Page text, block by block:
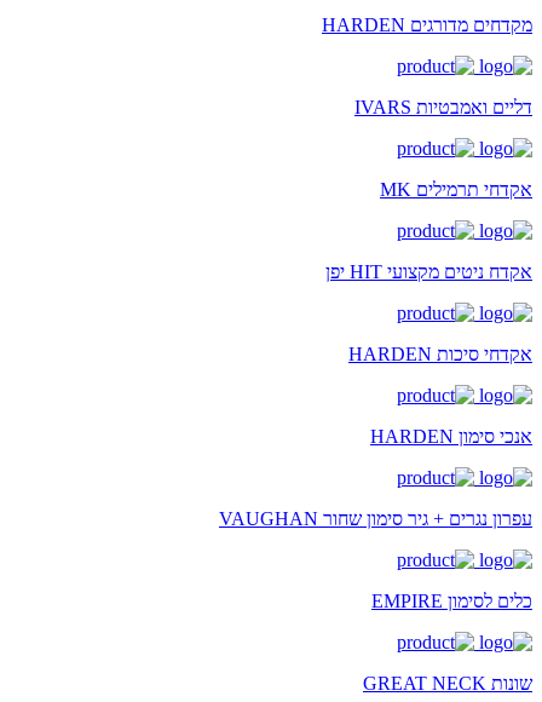
מקדחים מדורגים HARDEN
דליים ואמבטיות IVARS
אקדחי תרמילים MK
אקדח ניטים מקצועי HIT יפן
אקדחי סיכות HARDEN
אנכי סימון HARDEN
עפרון נגרים + גיר סימון שחור VAUGHAN
כלים לסימון EMPIRE
שונות GREAT NECK